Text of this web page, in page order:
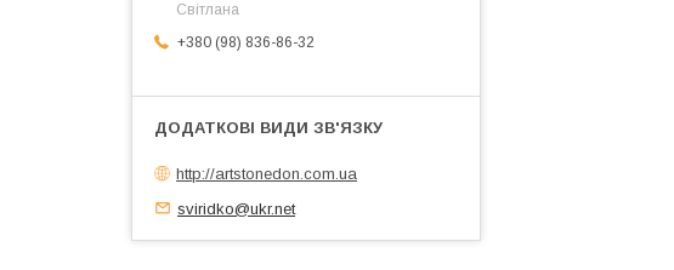
Світлана
+380 (98) 836-86-32
http://artstonedon.com.ua
sviridko@ukr.net